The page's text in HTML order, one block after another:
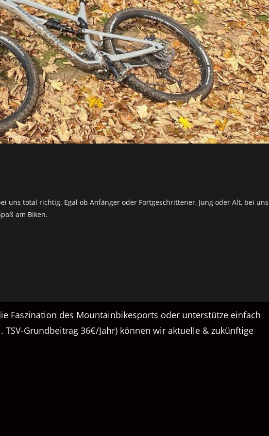
uns total richtig. Egal ob Anfänger oder Fortgeschrittener, Jung oder Alt, bei uns
am Biken.
Faszination des Mountainbikesports oder unterstütze einfach
Grundbeitrag 36€/Jahr) können wir aktuelle & zukünftige